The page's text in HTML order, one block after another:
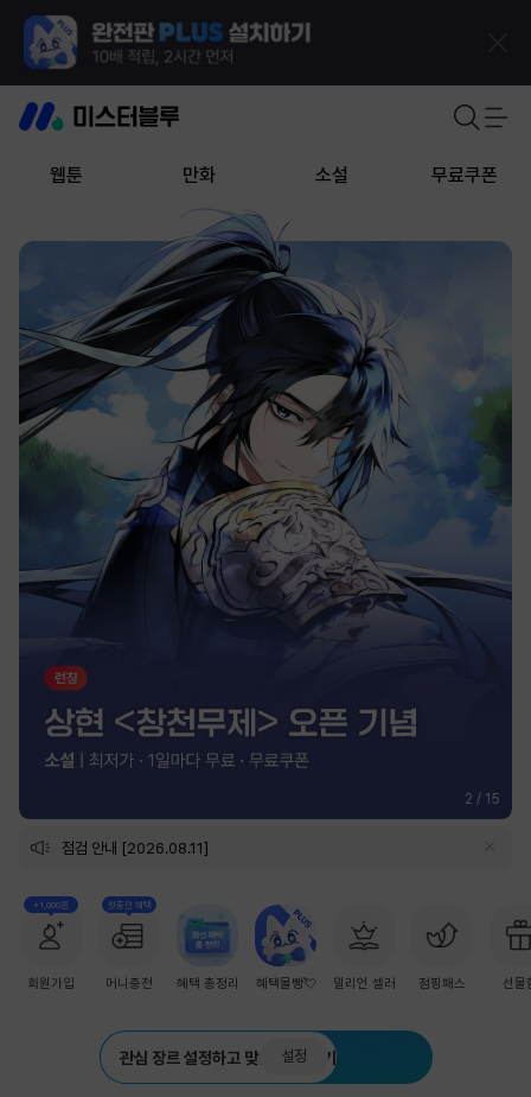
웹툰 만화 소설 무료쿠폰
2 / 15
점검 안내 [2026.08.11]
+1,000원
회원가입
첫충전 혜택
머니충전 혜택 총정리 혜택몰빵💘 밀리언 셀러 점핑패스 선물
관심 장르 설정하고 맞춤 추천 받기
설정